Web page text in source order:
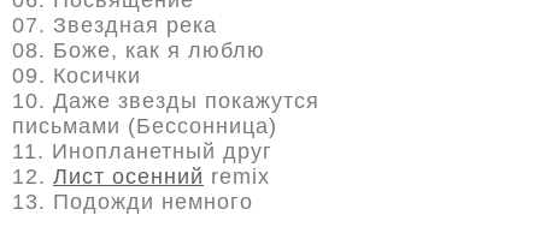
07. Звездная река
08. Боже, как я люблю
09. Косички
10. Даже звезды покажутся
письмами (Бессонница)
11. Инопланетный друг
12. Лист осенний remix
13. Подожди немного